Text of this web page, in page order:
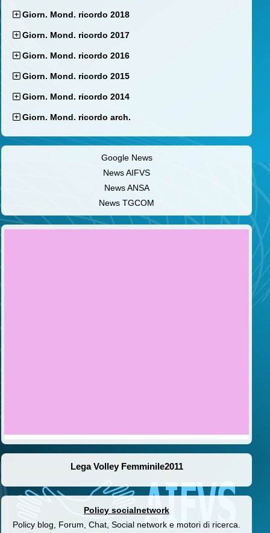
Giorn. Mond. ricordo 2018
Giorn. Mond. ricordo 2017
Giorn. Mond. ricordo 2016
Giorn. Mond. ricordo 2015
Giorn. Mond. ricordo 2014
Giorn. Mond. ricordo arch.
Google News
News AIFVS
News ANSA
News TGCOM
Lega Volley Femminile2011
Policy socialnetwork
Policy blog, Forum, Chat, Social network e motori di ricerca.